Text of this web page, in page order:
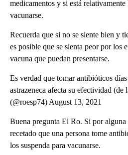
medicamentos y si está
vacunarse.
Recuerda que si no se siente bien y
es posible que se sienta peor por los
vacuna que puedan presentarse.
Es verdad que tomar antibióticos
astrazeneca afecta su efectividad
(@roesp74) August 13, 2021
Buena pregunta El Ro. Si por alguna
recetado que una persona tome
los suspenda para vacunarse.